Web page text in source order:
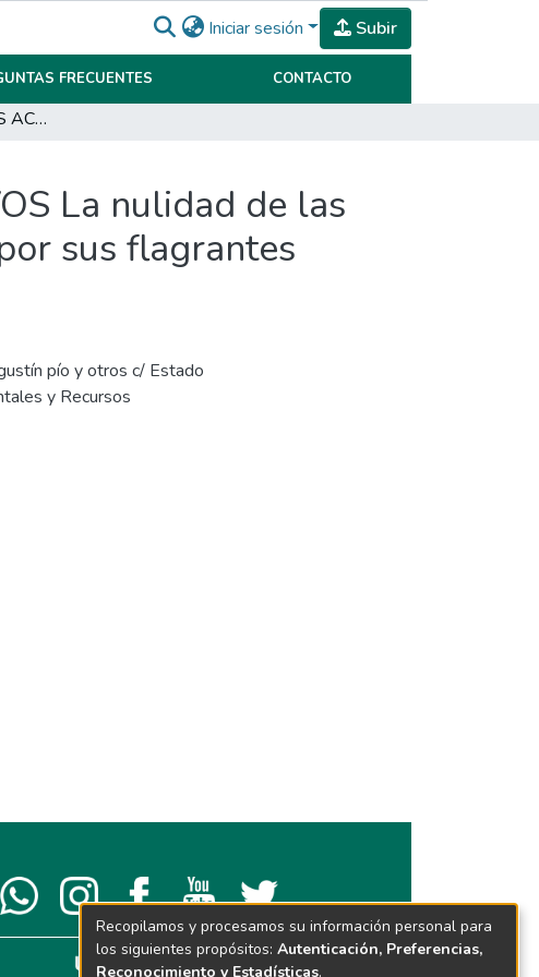
Iniciar sesión Subir
FRECUENTES CONTACTO
MEDIO AMBIENTE VS ACTOS ADMINISTRATIVOS La nulidad de las resoluciones emanadas de la autoridad pública por sus flagrantes irregularidades
La nulidad de las
sus flagrantes
pío y otros c/ Estado
y Recursos
Recopilamos y procesamos su información personal para
los siguientes propósitos: Autenticación, Preferencias,
Reconocimiento y Estadísticas.